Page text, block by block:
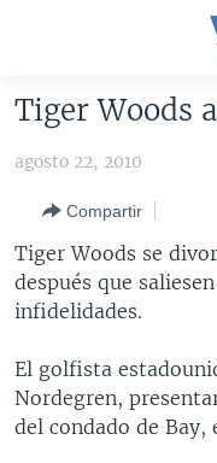
accesibilidad
Salte
principal
Salte
navegador
Salte
búsqueda
AMÉRICA DEL NORTE
EEUU
MÉXICO
HAITÍ
ELECCIONES EEUU 2024
ELECCIONES EEUU
VOTO DIVIDIDO
VOA VERIFICA
VOA VERIFICA
VOA VERIFICA
AMÉRICA LATINA
ARGENTINA
COLOMBIA
CHILE
CHINA EN AMÉRICA
COSTA RICA
EL SALVADOR
OTRAS SECCIONES
INMIGRACIÓN
ESPECIALES DE LA VOA
Tiger Woods
agosto 22, 2010
Compartir
Tiger Woods se
después que
infidelidades.
El golfista
Nordegren,
del condado de Bay,